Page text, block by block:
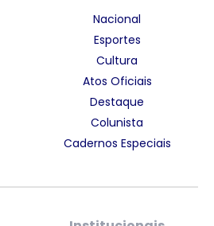
Nacional
Esportes
Cultura
Atos Oficiais
Destaque
Colunista
Cadernos Especiais